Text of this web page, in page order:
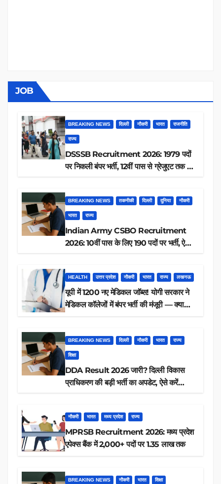
JOB
BREAKING NEWS दिल्ली नौकरी भारत राजनीति
राज्य
DSSSB Recruitment 2026: 1979 पदों
पर निकली बंपर भर्ती, 12वीं पास से ग्रेजुएट तक करें
BREAKING NEWS तकनीकी दिल्ली दुनिया नौकरी
भारत राज्य
Indian Army CSBO Recruitment
2026: 10वीं पास के लिए 190 पदों पर भर्ती, ऐसे
HEALTH उत्तर प्रदेश नौकरी भारत राज्य लखनऊ
यूपी में 1200 नए मेडिकल जॉब्स! योगी सरकार ने
मेडिकल कॉलेजों में बंपर भर्ती की मंजूरी — क्या
BREAKING NEWS दिल्ली नौकरी भारत राज्य
शिक्षा
DDA Result 2026 जारी? दिल्ली विकास
प्राधिकरण की बड़ी भर्ती का अपडेट, ऐसे करें
नौकरी भारत मध्य प्रदेश राज्य
MPRSB Recruitment 2026: मध्य प्रदेश
एपेक्स बैंक में 2,000+ पदों पर 1.35 लाख तक
BREAKING NEWS नौकरी भारत शिक्षा